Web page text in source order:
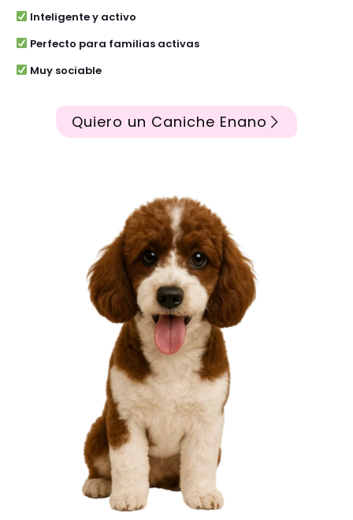
Inteligente y activo
Perfecto para familias activas
Muy sociable
Quiero un Caniche Enano